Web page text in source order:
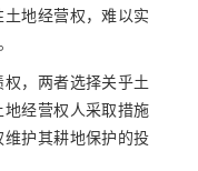
地经营权，难以实
，两者选择关乎土
经营权人采取措施
护其耕地保护的投